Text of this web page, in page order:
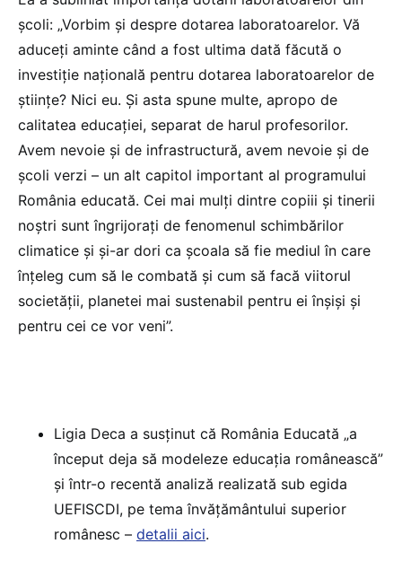
școli: „Vorbim și despre dotarea laboratoarelor. Vă
aduceți aminte când a fost ultima dată făcută o
investiție națională pentru dotarea laboratoarelor de
științe? Nici eu. Și asta spune multe, apropo de
calitatea educației, separat de harul profesorilor.
Avem nevoie și de infrastructură, avem nevoie și de
școli verzi – un alt capitol important al programului
România educată. Cei mai mulți dintre copiii și tinerii
noștri sunt îngrijorați de fenomenul schimbărilor
climatice și și-ar dori ca școala să fie mediul în care
înțeleg cum să le combată și cum să facă viitorul
societății, planetei mai sustenabil pentru ei înșiși și
pentru cei ce vor veni”.
Ligia Deca a susținut că România Educată „a
început deja să modeleze educația românească”
și într-o recentă analiză realizată sub egida
UEFISCDI, pe tema învățământului superior
românesc – detalii aici.